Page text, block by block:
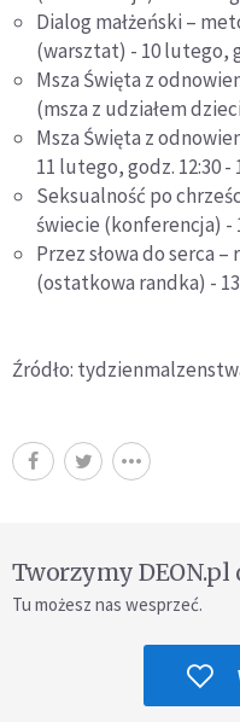
Dialog małżeński –
(warsztat) - 10 lutego,
Msza Święta z
(msza z udziałem
Msza Święta z
11 lutego, godz. 12:30 -
Seksualność po
świecie (konferencja) -
Przez słowa do serca
(ostatkowa randka) -
Źródło:
Tworzymy DEON.pl
Tu możesz nas wesprzeć.